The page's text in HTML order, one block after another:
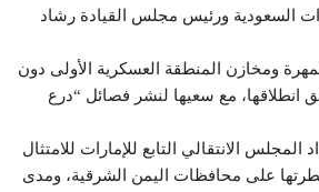
السعودية ورئيس مجلس القيادة رشاد
ومخازن المنطقة العسكرية الأولى دون
انطلاقها، مع سعيها لنشر فصائل “درع
الانتقالي التابع للإمارات للامتثال
على محافظات اليمن الشرقية، ومدى